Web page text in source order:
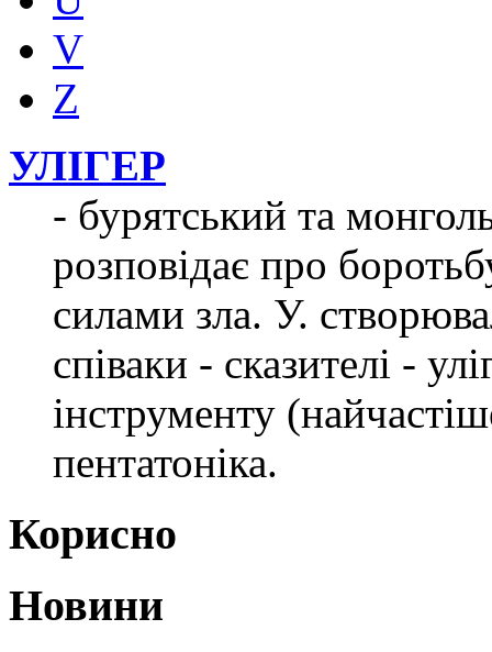
V
Z
УЛІГЕР
- бурятський та
розповідає про
силами зла. У.
співаки - сказителі -
інструменту
пентатоніка.
Корисно
Новини